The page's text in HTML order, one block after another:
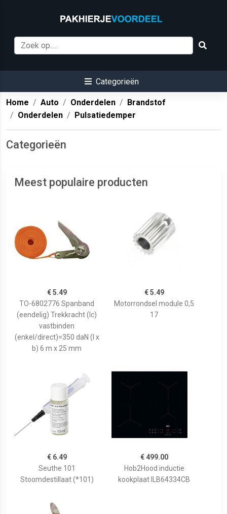
Categorieën
Home Auto Onderdelen
Brandstof
Onderdelen
Pulsatiedemper
Categorieën
Meest populaire producten
€ 5.49
TO-6802776 Spanband
(eendelig) Trekkracht (lc)
vastbinden
(enkel/direct)=350 daN (l x
b) 6 m x 25 mm
€ 5.49
Motorrondsel module 0,5
17
€ 6.49
Seuthe 101
Stoomdestillaat (*101)
€ 499.00
Hob2Hood inductie
kookplaat ILB64334CB